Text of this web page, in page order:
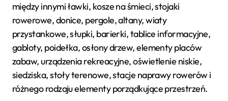
między innymi ławki, kosze na śmieci, stojaki
rowerowe, donice, pergole, altany, wiaty
przystankowe, słupki, barierki, tablice informacyjne,
gabloty, poidełka, osłony drzew, elementy placów
zabaw, urządzenia rekreacyjne, oświetlenie niskie,
siedziska, stoły terenowe, stacje naprawy rowerów i
różnego rodzaju elementy porządkujące przestrzeń.